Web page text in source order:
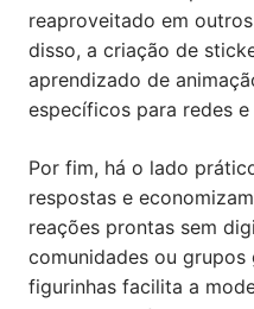
reaproveitado em
disso, a criação de
aprendizado de
específicos para redes e
Por fim, há o lado
respostas e
reações prontas sem
comunidades ou
figurinhas facilita a